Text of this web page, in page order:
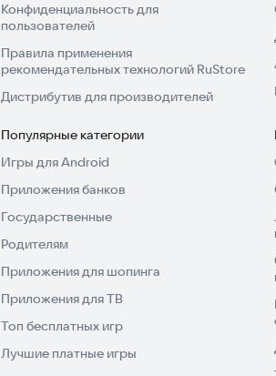
Конфиденциальность для
пользователей
Правила применения
рекомендательных технологий RuStore
Дистрибутив для производителей
Популярные категории
Игры для Android
Приложения банков
Государственные
Родителям
Приложения для шопинга
Приложения для ТВ
Топ бесплатных игр
Лучшие платные игры